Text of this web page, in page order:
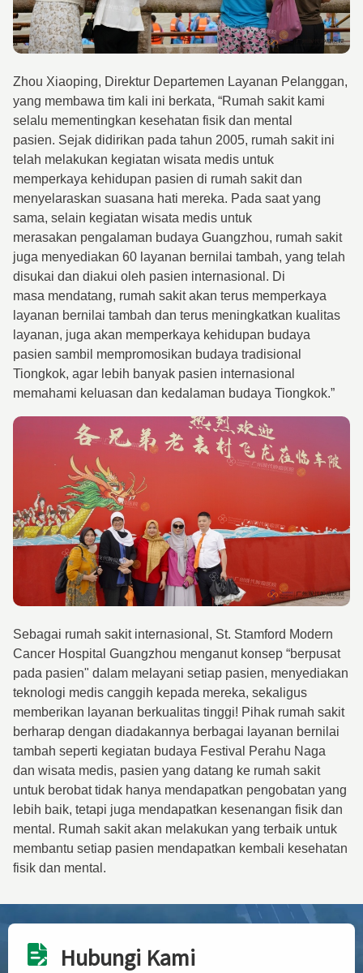
Zhou Xiaoping, Direktur Departemen Layanan Pelanggan,
yang membawa tim kali ini berkata, “Rumah sakit kami
selalu mementingkan kesehatan fisik dan mental
pasien. Sejak didirikan pada tahun 2005, rumah sakit ini
telah melakukan kegiatan wisata medis untuk
memperkaya kehidupan pasien di rumah sakit dan
menyelaraskan suasana hati mereka. Pada saat yang
sama, selain kegiatan wisata medis untuk
merasakan pengalaman budaya Guangzhou, rumah sakit
juga menyediakan 60 layanan bernilai tambah, yang telah
disukai dan diakui oleh pasien internasional. Di
masa mendatang, rumah sakit akan terus memperkaya
layanan bernilai tambah dan terus meningkatkan kualitas
layanan, juga akan memperkaya kehidupan budaya
pasien sambil mempromosikan budaya tradisional
Tiongkok, agar lebih banyak pasien internasional
memahami keluasan dan kedalaman budaya Tiongkok.”
Sebagai rumah sakit internasional, St. Stamford Modern
Cancer Hospital Guangzhou menganut konsep “berpusat
pada pasien" dalam melayani setiap pasien, menyediakan
teknologi medis canggih kepada mereka, sekaligus
memberikan layanan berkualitas tinggi! Pihak rumah sakit
berharap dengan diadakannya berbagai layanan bernilai
tambah seperti kegiatan budaya Festival Perahu Naga
dan wisata medis, pasien yang datang ke rumah sakit
untuk berobat tidak hanya mendapatkan pengobatan yang
lebih baik, tetapi juga mendapatkan kesenangan fisik dan
mental. Rumah sakit akan melakukan yang terbaik untuk
membantu setiap pasien mendapatkan kembali kesehatan
fisik dan mental.
Hubungi Kami